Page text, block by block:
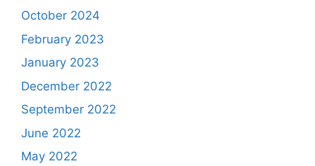
October 2024
February 2023
January 2023
December 2022
September 2022
June 2022
May 2022